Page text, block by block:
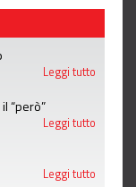
Leggi tutto
“però”
Leggi tutto
Leggi tutto